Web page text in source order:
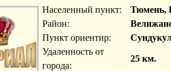
Населенный пункт:
Тюмень,
Район:
Пункт ориентир:
Удаленность от
города:
25 км.